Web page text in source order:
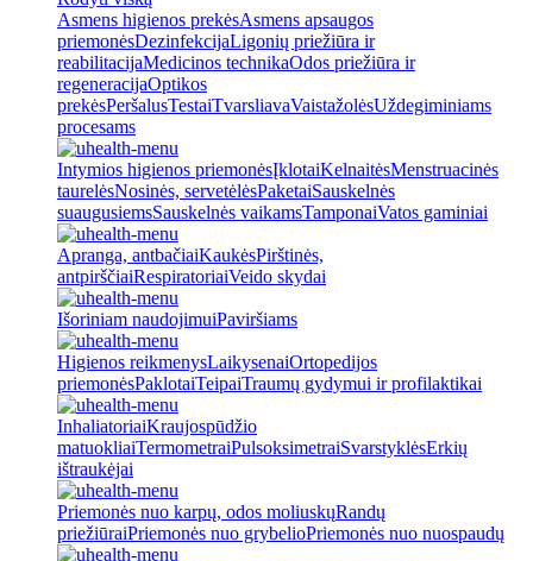
Asmens higienos prekėsAsmens apsaugos
priemonėsDezinfekcijaLigonių priežiūra ir
reabilitacijaMedicinos technikaOdos priežiūra ir
regeneracijaOptikos
prekėsPeršalusTestaiTvarsliavaVaistažolėsUždegiminiams
procesams
Intymios higienos priemonėsĮklotaiKelnaitėsMenstruacinės
taurelėsNosinės, servetėlėsPaketaiSauskelnės
suaugusiemsSauskelnės vaikamsTamponaiVatos gaminiai
Apranga, antbačiaiKaukėsPirštinės,
antpirščiaiRespiratoriaiVeido skydai
Išoriniam naudojimuiPaviršiams
Higienos reikmenysLaikysenaiOrtopedijos
priemonėsPaklotaiTeipaiTraumų gydymui ir profilaktikai
InhaliatoriaiKraujospūdžio
matuokliaiTermometraiPulsoksimetraiSvarstyklėsErkių
ištraukėjai
Priemonės nuo karpų, odos moliuskųRandų
priežiūraiPriemonės nuo grybelioPriemonės nuo nuospaudų